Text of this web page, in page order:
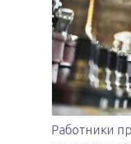
Работники